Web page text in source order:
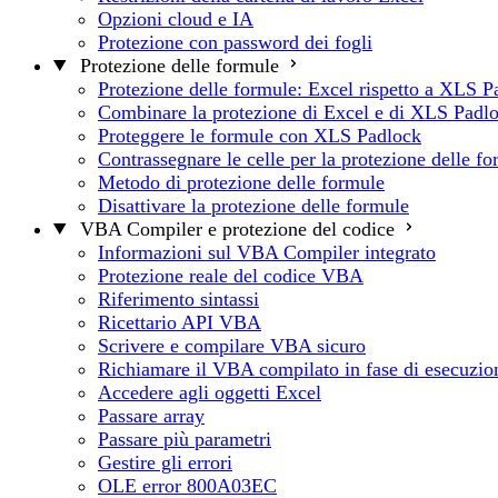
Opzioni cloud e IA
Protezione con password dei fogli
Protezione delle formule
Protezione delle formule: Excel rispetto a XLS
Combinare la protezione di Excel e di XLS
Proteggere le formule con XLS Padlock
Contrassegnare le celle per la protezione delle
Metodo di protezione delle formule
Disattivare la protezione delle formule
VBA Compiler e protezione del codice
Informazioni sul VBA Compiler integrato
Protezione reale del codice VBA
Riferimento sintassi
Ricettario API VBA
Scrivere e compilare VBA sicuro
Richiamare il VBA compilato in fase di
Accedere agli oggetti Excel
Passare array
Passare più parametri
Gestire gli errori
OLE error 800A03EC